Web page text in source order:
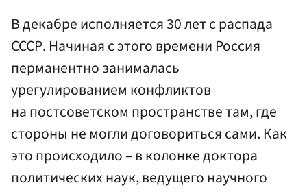
В декабре исполняется 30 лет с распада
СССР. Начиная с этого времени Россия
перманентно занималась
урегулированием конфликтов
на постсоветском пространстве там, где
стороны не могли договориться сами. Как
это происходило – в колонке доктора
политических наук, ведущего научного